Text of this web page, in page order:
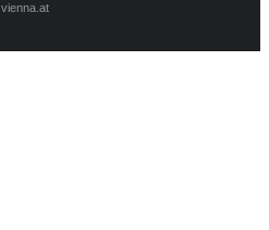
vienna.at